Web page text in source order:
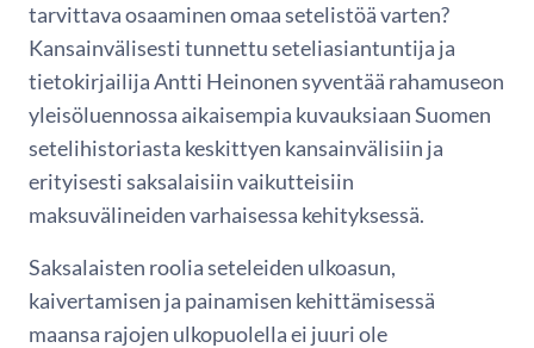
tarvittava osaaminen omaa setelistöä varten?
Kansainvälisesti tunnettu seteliasiantuntija ja
tietokirjailija Antti Heinonen syventää rahamuseon
yleisöluennossa aikaisempia kuvauksiaan Suomen
setelihistoriasta keskittyen kansainvälisiin ja
erityisesti saksalaisiin vaikutteisiin
maksuvälineiden varhaisessa kehityksessä.
Saksalaisten roolia seteleiden ulkoasun,
kaivertamisen ja painamisen kehittämisessä
maansa rajojen ulkopuolella ei juuri ole